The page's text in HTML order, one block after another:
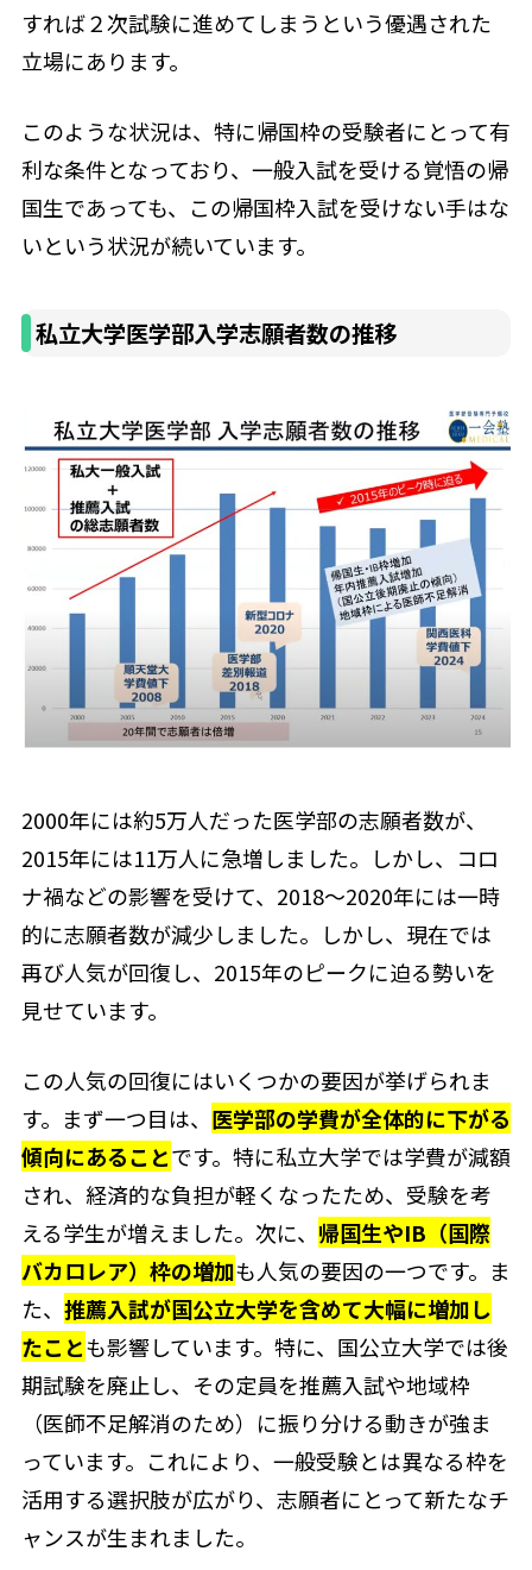
すれば２次試験に進めてしまうという優遇された
立場にあります。
このような状況は、特に帰国枠の受験者にとって有
利な条件となっており、一般入試を受ける覚悟の帰
国生であっても、この帰国枠入試を受けない手はな
いという状況が続いています。
私立大学医学部入学志願者数の推移
2000年には約5万人だった医学部の志願者数が、
2015年には11万人に急増しました。しかし、コロ
ナ禍などの影響を受けて、2018〜2020年には一時
的に志願者数が減少しました。しかし、現在では
再び人気が回復し、2015年のピークに迫る勢いを
見せています。
この人気の回復にはいくつかの要因が挙げられま
す。まず一つ目は、 医学部の学費が全体的に下がる
傾向にあることです。特に私立大学では学費が減額
され、経済的な負担が軽くなったため、受験を考
える学生が増えました。次に、 帰国生やIB（国際
バカロレア）枠の増加も人気の要因の一つです。ま
た、 推薦入試が国公立大学を含めて大幅に増加し
たことも影響しています。特に、国公立大学では後
期試験を廃止し、その定員を推薦入試や地域枠
（医師不足解消のため）に振り分ける動きが強ま
っています。これにより、一般受験とは異なる枠を
活用する選択肢が広がり、志願者にとって新たなチ
ャンスが生まれました。